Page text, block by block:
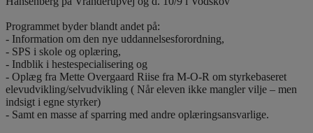
Programmet byder blandt andet på:
- Information om den nye uddannelsesforordning,
- SPS i skole og oplæring,
- Indblik i hestespecialisering og
- Oplæg fra Mette Overgaard Riise fra M-O-R om styrkebaseret
elevudvikling/selvudvikling ( Når eleven ikke mangler vilje – men
indsigt i egne styrker)
- Samt en masse af sparring med andre oplæringsansvarlige.